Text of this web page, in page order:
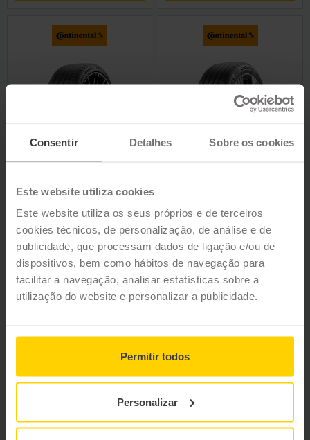
Consentir Detalhes Sobre os cookies
Este website utiliza cookies
Este website utiliza os seus próprios e de terceiros
cookies técnicos, de personalização, de análise e de
publicidade, que processam dados de ligação e/ou de
dispositivos, bem como hábitos de navegação para
facilitar a navegação, analisar estatísticas sobre a
utilização do website e personalizar a publicidade.
Permitir todos
Personalizar
SPORTCONTACT 7 FORCE
7 S
CONTINENTAL ECOCONTACT
CONTINENTAL